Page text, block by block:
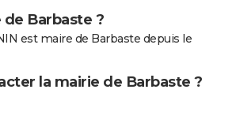
de Barbaste ?
est maire de Barbaste depuis le
la mairie de Barbaste ?